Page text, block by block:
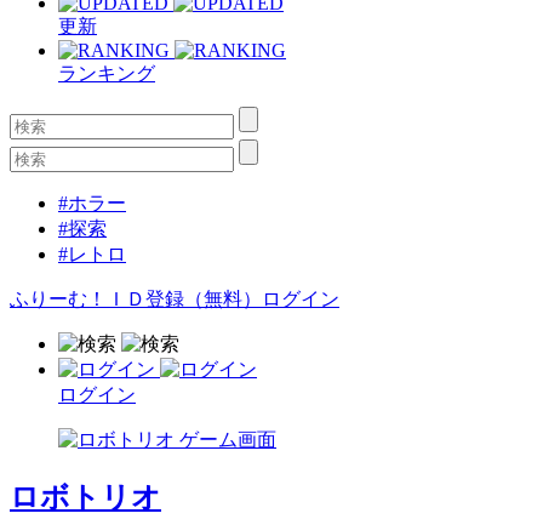
更新
ランキング
#ホラー
#探索
#レトロ
ふりーむ！ＩＤ登録（無料） ログイン
ログイン
ロボトリオ